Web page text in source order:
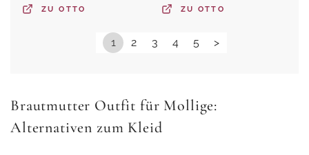
ZUOTTO ZU OTTO
1 2 3 4 5 >
Brautmutter Outfit für Mollige:
Alternativen zum Kleid